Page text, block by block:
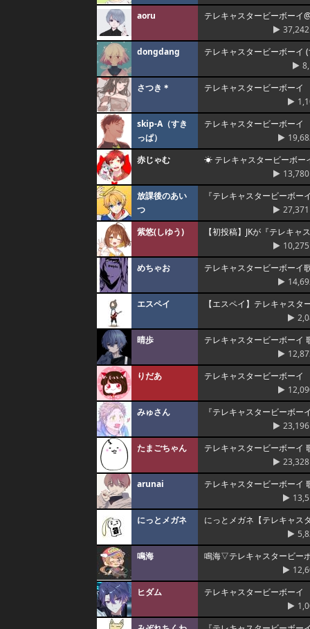
aoru
テレキャスタービーボーイ
37,242
dongdang
テレキャスタービーボーイ
さつき＊
テレキャスタービーボー
skip-A（すき
っぱ）
テレキャスタービーボー
赤じゃむ
☀ テレキャスタービーボ
13,780
放課後のあい
つ
『テレキャスタービーボ
27,371
紫悠(しゆう)
【初投稿】JKが『テレキ
10,275
めちゃお
テレキャスタービーボーイ
エスペイ
【エスペイ】テレキャス
晴歩
テレキャスタービーボーイ
りだあ
テレキャスタービーボー
みゅさん
『テレキャスタービーボー
23,196
たまごちゃん
テレキャスタービーボーイ
23,328
arunai
テレキャスタービーボーイ
にっとメガネ
にっとメガネ【テレキャス
鳴海
鳴海▽テレキャスタービー
ヒダム
テレキャスタービーボー